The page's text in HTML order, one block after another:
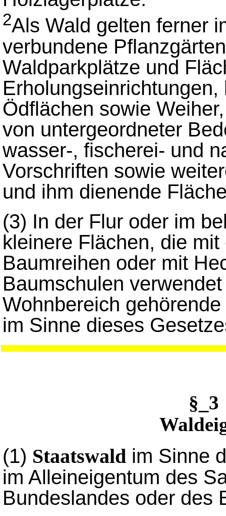
2Als Wald gelten ferner
verbundene
Waldparkplätze und
Ödflächen sowie
von untergeordneter
wasser-, fischerei- und
Vorschriften sowie
und ihm dienende
(3) In der Flur oder im
kleinere Flächen, die
Baumreihen oder mit
Baumschulen
Wohnbereich
im Sinne dieses
(1) Staatswaldim Sinne
im Alleineigentum des
Bundeslandes oder des